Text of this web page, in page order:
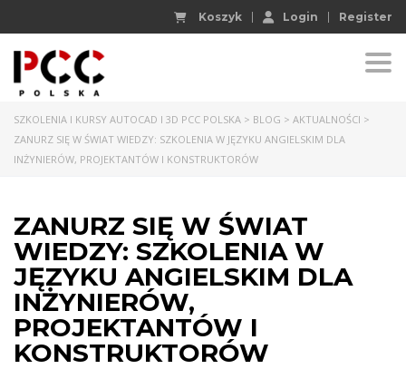
Koszyk Login Register
SZKOLENIA I KURSY AUTOCAD I 3D PCC POLSKA > BLOG > AKTUALNOŚCI >
ZANURZ SIĘ W ŚWIAT WIEDZY: SZKOLENIA W JĘZYKU ANGIELSKIM DLA
INŻYNIERÓW, PROJEKTANTÓW I KONSTRUKTORÓW
ZANURZ SIĘ W ŚWIAT
WIEDZY: SZKOLENIA W
JĘZYKU ANGIELSKIM DLA
INŻYNIERÓW,
PROJEKTANTÓW I
KONSTRUKTORÓW